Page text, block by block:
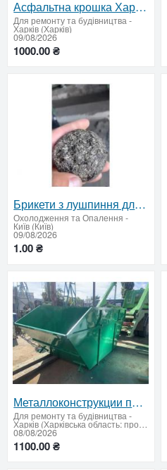
Асфальтна крошка Харків вкладання та продаж.
Для ремонту та будівництва-
Харків (Харків)
09/08/2026
1000.00 ₴
Брикети з лушпиння для котелень | від 22 т
Охолодження та Опалення -
Київ (Київ)
09/08/2026
1.00 ₴
Металлоконструкции под заказ от STEELPROM GROUP
Для ремонту та будівництва-
Харків (Харківська область: продати купити)
08/08/2026
1100.00 ₴